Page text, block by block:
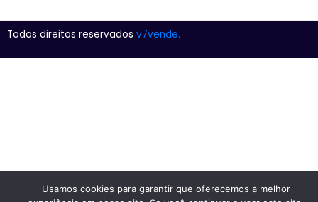
Todos direitos reservados v7vende.
Usamos cookies para garantir que oferecemos a melhor